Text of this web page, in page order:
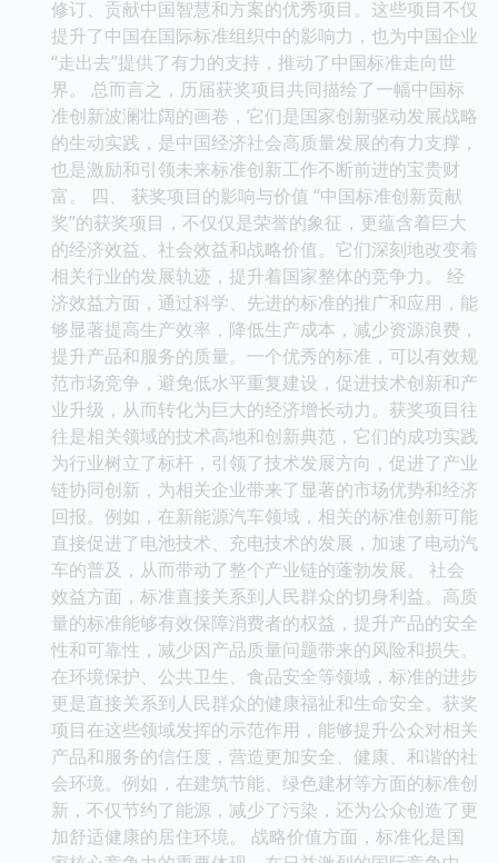
修订、贡献中国智慧和方案的优秀项目。这些项目不仅
提升了中国在国际标准组织中的影响力，也为中国企业
“走出去”提供了有力的支持，推动了中国标准走向世
界。 总而言之，历届获奖项目共同描绘了一幅中国标
准创新波澜壮阔的画卷，它们是国家创新驱动发展战略
的生动实践，是中国经济社会高质量发展的有力支撑，
也是激励和引领未来标准创新工作不断前进的宝贵财
富。 四、 获奖项目的影响与价值 “中国标准创新贡献
奖”的获奖项目，不仅仅是荣誉的象征，更蕴含着巨大
的经济效益、社会效益和战略价值。它们深刻地改变着
相关行业的发展轨迹，提升着国家整体的竞争力。 经
济效益方面，通过科学、先进的标准的推广和应用，能
够显著提高生产效率，降低生产成本，减少资源浪费，
提升产品和服务的质量。一个优秀的标准，可以有效规
范市场竞争，避免低水平重复建设，促进技术创新和产
业升级，从而转化为巨大的经济增长动力。获奖项目往
往是相关领域的技术高地和创新典范，它们的成功实践
为行业树立了标杆，引领了技术发展方向，促进了产业
链协同创新，为相关企业带来了显著的市场优势和经济
回报。例如，在新能源汽车领域，相关的标准创新可能
直接促进了电池技术、充电技术的发展，加速了电动汽
车的普及，从而带动了整个产业链的蓬勃发展。 社会
效益方面，标准直接关系到人民群众的切身利益。高质
量的标准能够有效保障消费者的权益，提升产品的安全
性和可靠性，减少因产品质量问题带来的风险和损失。
在环境保护、公共卫生、食品安全等领域，标准的进步
更是直接关系到人民群众的健康福祉和生命安全。获奖
项目在这些领域发挥的示范作用，能够提升公众对相关
产品和服务的信任度，营造更加安全、健康、和谐的社
会环境。例如，在建筑节能、绿色建材等方面的标准创
新，不仅节约了能源，减少了污染，还为公众创造了更
加舒适健康的居住环境。 战略价值方面，标准化是国